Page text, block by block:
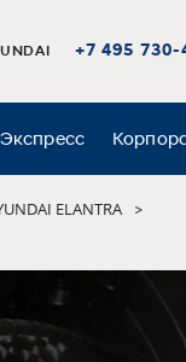
+7 495 730-
ELANTRA
>